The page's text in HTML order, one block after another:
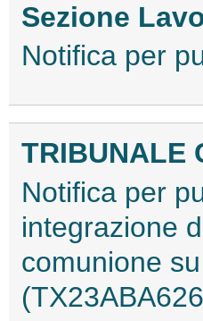
Sezione
Notifica per
TRIBUNALE
Notifica per
integrazione
comunione